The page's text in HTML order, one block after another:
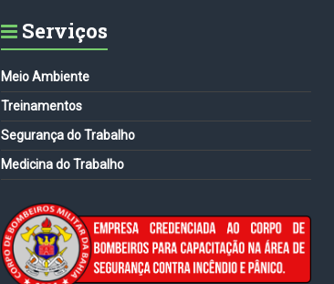
Serviços
Meio Ambiente
Treinamentos
Segurança do Trabalho
Medicina do Trabalho